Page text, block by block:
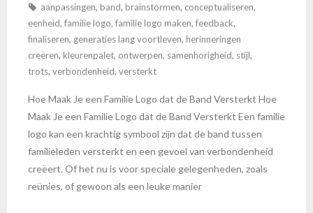
aanpassingen, band, brainstormen, conceptualiseren,
eenheid, familie logo, familie logo maken, feedback,
finaliseren, generaties lang voortleven, herinneringen
creëren, kleurenpalet, ontwerpen, samenhorigheid, stijl,
trots, verbondenheid, versterkt
Hoe Maak Je een Familie Logo dat de Band Versterkt Hoe
Maak Je een Familie Logo dat de Band Versterkt Een familie
logo kan een krachtig symbool zijn dat de band tussen
familieleden versterkt en een gevoel van verbondenheid
creëert. Of het nu is voor speciale gelegenheden, zoals
reünies, of gewoon als een leuke manier